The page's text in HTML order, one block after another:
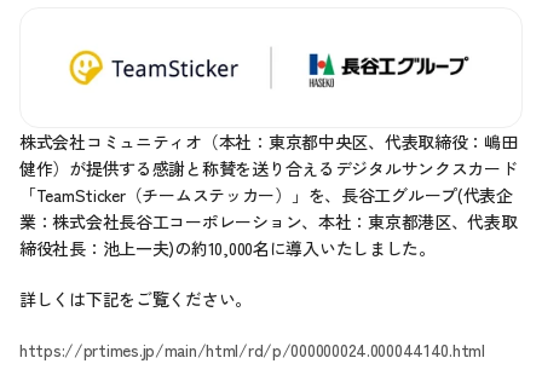
株式会社コミュニティオ（本社：東京都中央区、代表取締役：嶋田
健作）が提供する感謝と称賛を送り合えるデジタルサンクスカード
「TeamSticker（チームステッカー）」を、長谷工グループ(代表企
業：株式会社長谷工コーポレーション、本社：東京都港区、代表取
締役社長：池上一夫)の約10,000名に導入いたしました。
詳しくは下記をご覧ください。
https://prtimes.jp/main/html/rd/p/000000024.000044140.html